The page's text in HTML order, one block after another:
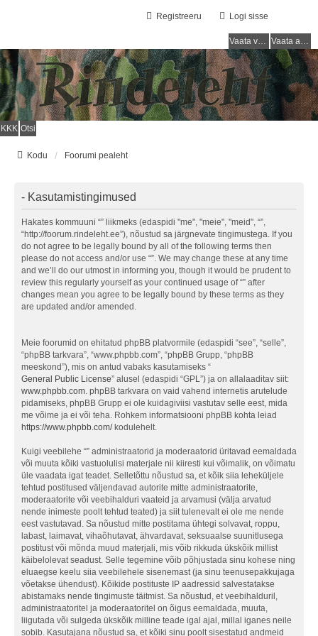
Logi sisse
Registreeru
Vaata vastamata teemasi Vaata aktiivseid teemasid
KKK Otsi
Kodu Foorumi pealeht
- Kasutamistingimused
Hakates kommuuni “” liikmeks (edaspidi "me", "meie", "meid", “”,
“http://foorum.rindeleht.ee”), nõustud sa järgnevate tingimustega. If you
do not agree to be legally bound by all of the following terms then
please do not access and/or use “”. We may change these at any time
and we’ll do our utmost in informing you, though it would be prudent to
review this regularly yourself as your continued usage of “” after
changes mean you agree to be legally bound by these terms as they
are updated and/or amended.
Meie foorumid on ehitatud phpBB platvormile (edaspidi “see”, “selle”,
“phpBB tarkvara”, “www.phpbb.com”, “phpBB Grupp, “phpBB
meeskond”), mis on antud vabaks kasutamiseks “
General Public License” alusel (edaspidi “GPL”) ja on allalaaditav siit:
www.phpbb.com. phpBB tarkvara on vaid vahend internetis arutelude
pidamiseks, phpBB Grupp ei ole kuidagiviisi vastutav selle eest, mida
me võime ja ei või teha. Rohkem informatsiooni phpBB kohta leiad
https://www.phpbb.com/kodulehelt.
Kuigi veebilehe “” administraatorid ja moderaatorid üritavad eemaldada
või muuta kõiki vastuolulisi materjale nii kiiresti kui võimalik, on võimatu
üle vaadata igat teadet. Selletõttu nõustud sa, et kõik siia leheküljele
tehtud postitused väljendavad autorite mitte administraatorite,
moderaatorite või veebihalduri vaateid ja arvamusi (välja arvatud
nende inimeste poolt tehtud teated) ja siit tulenevalt ei ole me nende
eest vastutavad. Sa nõustud mitte postitama ühtegi solvavat, roppu,
labast, laimavat, vihaõhutavat, ähvardavat, seksuaalse suunitlusega
postitust või mõnda muud materjali, mis võib rikkuda ükskõik millist
käibelolevat seadust. Selle tegemine võib põhjustada sinu kohese ning
eluaegse keelu siia veebilehele sisenemast (ja sinu teenusepakkujaga
võetakse ühendust). Kõikide postituste IP aadressid salvestatakse
abistamaks nende tingimuste täitmist. Sa nõustud, et veebihalduril,
administraatoritel ja moderaatoritel on õigus eemaldada, muuta,
liigutada või sulgeda ükskõik milline teade igal ajal, millal iganes neile
sobib. Kasutajana nõustud sa, et kõiki sinu poolt sisestatud andmeid